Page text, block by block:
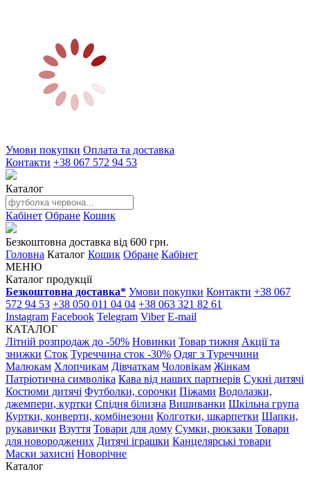
Умови покупки Оплата та доставка
Контакти +38 067 572 94 53
Каталог
Кабінет Обране Кошик
Безкоштовна доставка від 600 грн.
Головна Каталог Кошик Обране Кабінет
МЕНЮ
Каталог продукції
Безкоштовна доставка* Умови покупки Контакти +38 067
572 94 53 +38 050 011 04 04 +38 063 321 82 61
Instagram Facebook Telegram Viber E-mail
КАТАЛОГ
Літній розпродаж до -50% Новинки Товар тижня Акції та
знижки Сток Туреччина сток -30% Одяг з Туреччини
Малюкам Хлопчикам Дівчаткам Чоловікам Жінкам
Патріотична символіка Кава від наших партнерів Сукні дитячі
Костюми дитячі Футболки, сорочки Піжами Водолазки,
джемпери, куртки Спідня білизна Вишиванки Шкільна група
Куртки, конверти, комбінезони Колготки, шкарпетки Шапки,
рукавички Взуття Товари для дому Сумки, рюкзаки Товари
для новороджених Дитячі іграшки Канцелярські товари
Маски захисні Новорічне
Каталог